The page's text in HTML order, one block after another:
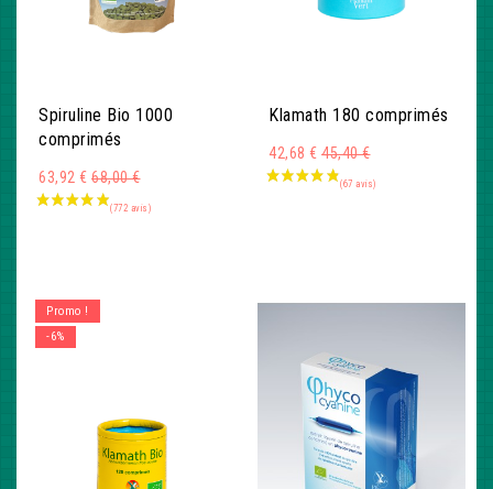
Spiruline Bio 1000
comprimés
63,92 € Montant
68,00 €
Klamath 180 comprimés
42,68 € Montant
45,40 €
Promo !
-6%